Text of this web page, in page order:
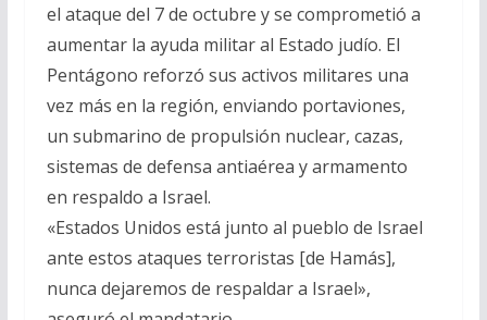
el ataque del 7 de octubre y se comprometió a
aumentar la ayuda militar al Estado judío. El
Pentágono reforzó sus activos militares una
vez más en la región, enviando portaviones,
un submarino de propulsión nuclear, cazas,
sistemas de defensa antiaérea y armamento
en respaldo a Israel.
«Estados Unidos está junto al pueblo de Israel
ante estos ataques terroristas [de Hamás],
nunca dejaremos de respaldar a Israel»,